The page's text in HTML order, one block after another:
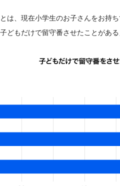
は、現在小学生のお子さんをお持
どもだけで留守番させたことがあ